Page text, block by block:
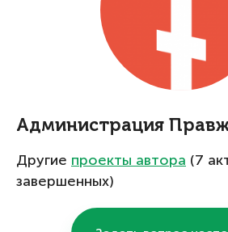
Администрация
Другие проекты автора (7
завершенных)